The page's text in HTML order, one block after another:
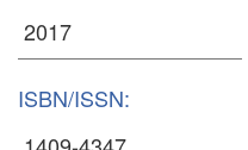
ISBN/ISSN: